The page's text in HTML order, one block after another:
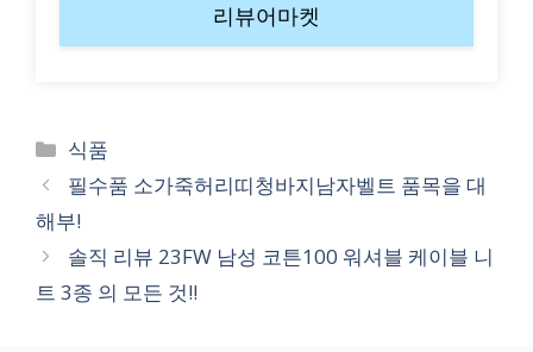
리뷰어마켓
Categories
식품
필수품 소가죽허리띠청바지남자벨트 품목을 대
해부!
솔직 리뷰 23FW 남성 코튼100 워셔블 케이블 니
트 3종 의 모든 것!!